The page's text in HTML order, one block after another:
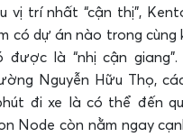
vị trí nhất “cận thị”,
có dự án nào trong cùng
được là “nhị cận
Nguyễn Hữu Thọ,
đi xe là có thể đến
Node còn nằm ngay